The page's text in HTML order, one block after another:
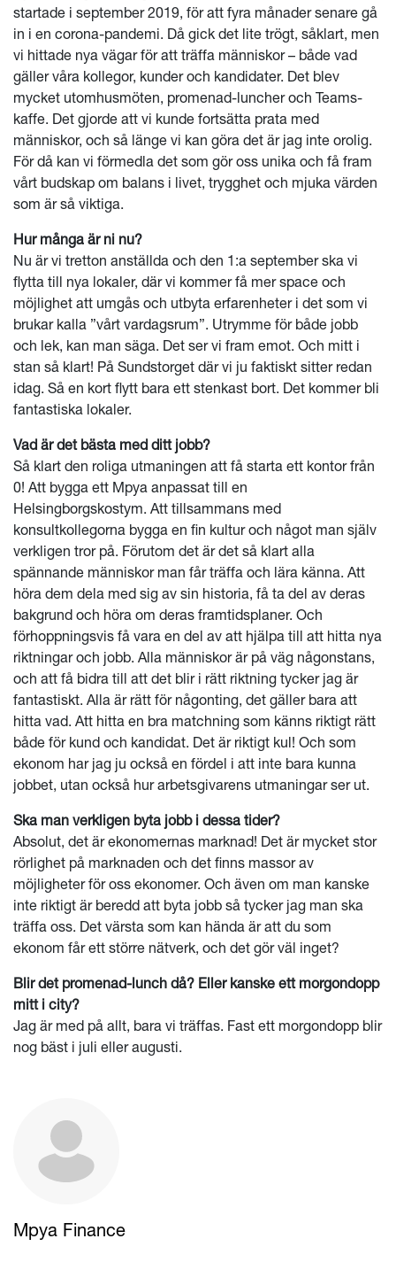
startade i september 2019, för att fyra månader senare gå
in i en corona-pandemi. Då gick det lite trögt, såklart, men
vi hittade nya vägar för att träffa människor – både vad
gäller våra kollegor, kunder och kandidater. Det blev
mycket utomhusmöten, promenad-luncher och Teams-
kaffe. Det gjorde att vi kunde fortsätta prata med
människor, och så länge vi kan göra det är jag inte orolig.
För då kan vi förmedla det som gör oss unika och få fram
vårt budskap om balans i livet, trygghet och mjuka värden
som är så viktiga.
Hur många är ni nu?
Nu är vi tretton anställda och den 1:a september ska vi
flytta till nya lokaler, där vi kommer få mer space och
möjlighet att umgås och utbyta erfarenheter i det som vi
brukar kalla ”vårt vardagsrum”. Utrymme för både jobb
och lek, kan man säga. Det ser vi fram emot. Och mitt i
stan så klart! På Sundstorget där vi ju faktiskt sitter redan
idag. Så en kort flytt bara ett stenkast bort. Det kommer bli
fantastiska lokaler.
Vad är det bästa med ditt jobb?
Så klart den roliga utmaningen att få starta ett kontor från
0! Att bygga ett Mpya anpassat till en
Helsingborgskostym. Att tillsammans med
konsultkollegorna bygga en fin kultur och något man själv
verkligen tror på. Förutom det är det så klart alla
spännande människor man får träffa och lära känna. Att
höra dem dela med sig av sin historia, få ta del av deras
bakgrund och höra om deras framtidsplaner. Och
förhoppningsvis få vara en del av att hjälpa till att hitta nya
riktningar och jobb. Alla människor är på väg någonstans,
och att få bidra till att det blir i rätt riktning tycker jag är
fantastiskt. Alla är rätt för någonting, det gäller bara att
hitta vad. Att hitta en bra matchning som känns riktigt rätt
både för kund och kandidat. Det är riktigt kul! Och som
ekonom har jag ju också en fördel i att inte bara kunna
jobbet, utan också hur arbetsgivarens utmaningar ser ut.
Ska man verkligen byta jobb i dessa tider?
Absolut, det är ekonomernas marknad! Det är mycket stor
rörlighet på marknaden och det finns massor av
möjligheter för oss ekonomer. Och även om man kanske
inte riktigt är beredd att byta jobb så tycker jag man ska
träffa oss. Det värsta som kan hända är att du som
ekonom får ett större nätverk, och det gör väl inget?
Blir det promenad-lunch då? Eller kanske ett morgondopp
mitt i city?
Jag är med på allt, bara vi träffas. Fast ett morgondopp blir
nog bäst i juli eller augusti.
Mpya Finance